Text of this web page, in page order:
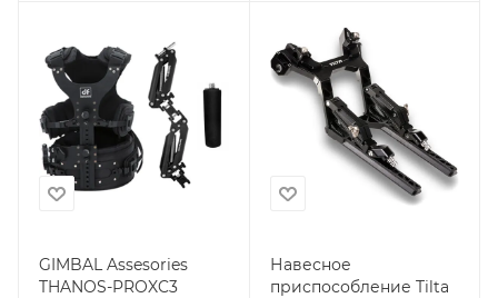
GIMBAL Assesories
THANOS-PROXC3
Навесное
приспособление Tilta